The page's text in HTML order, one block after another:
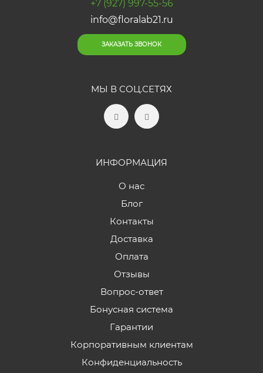
+7 (927) 997-55-56
info@floralab21.ru
ЗАКАЗАТЬ ЗВОНОК
МЫ В СОЦ.СЕТЯХ
ИНФОРМАЦИЯ
О нас
Блог
Контакты
Доставка
Оплата
Отзывы
Вопрос-ответ
Бонусная система
Гарантии
Корпоративным клиентам
Конфиденциальность